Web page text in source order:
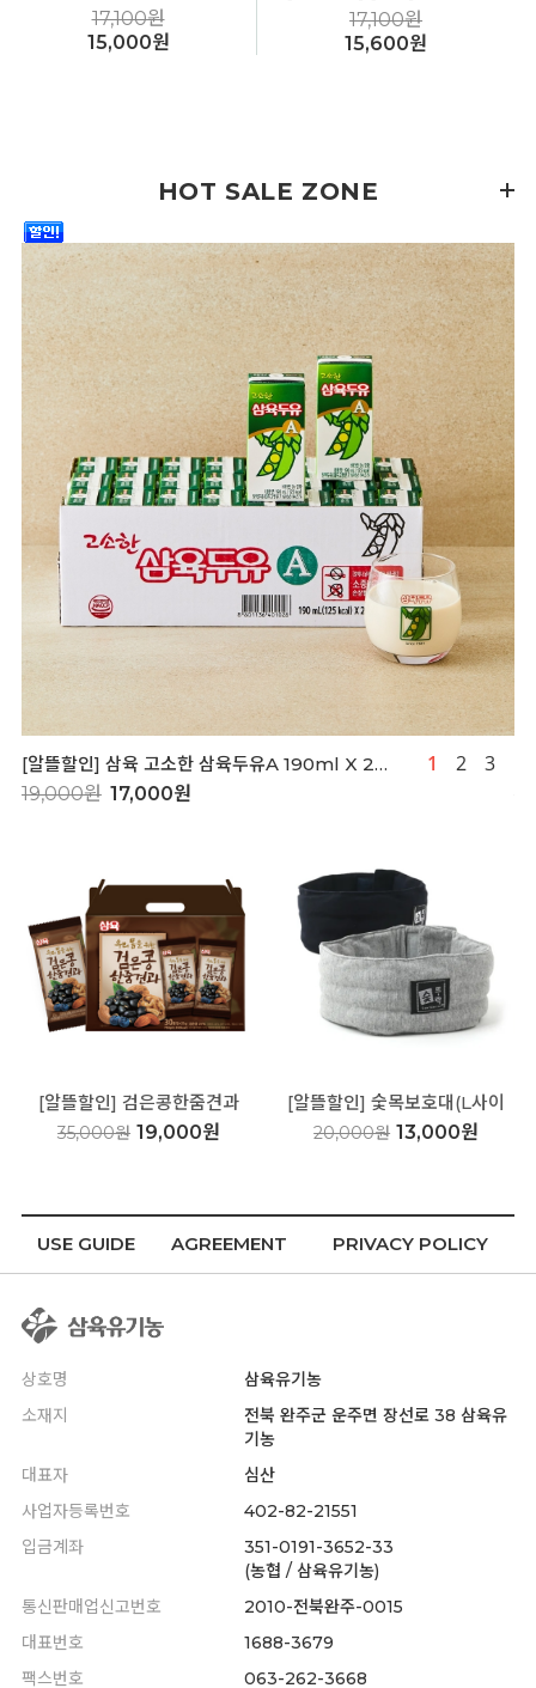
만두(둥근형) 1kg *2봉 비건
(Vegan)
17,100원
15,000원
손만두+김치손만두1kg*2봉
비건(Vegan)
17,100원
15,600원
HOT SALE ZONE
[알뜰할인] 삼육 고소한 삼육두유A 190ml X 24
팩
19,000원 17,000원
1 2 3
[알뜰할인] 검은콩한줌견과
25gX30봉
35,000원 19,000원
[알뜰할인] 숯목보호대(L사이
즈)
20,000원 13,000원
USE GUIDE AGREEMENT PRIVACY POLICY
상호명
삼육유기농
소재지
전북 완주군 운주면 장선로 38 삼육유
기농
대표자
심산
사업자등록번호
402-82-21551
입금계좌
351-0191-3652-33
(농협 / 삼육유기농)
통신판매업신고번호
2010-전북완주-0015
대표번호
1688-3679
팩스번호
063-262-3668